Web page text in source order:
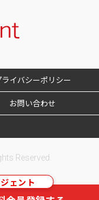
ェント
ライバシーポリシー
お問い合わせ
Reserved.